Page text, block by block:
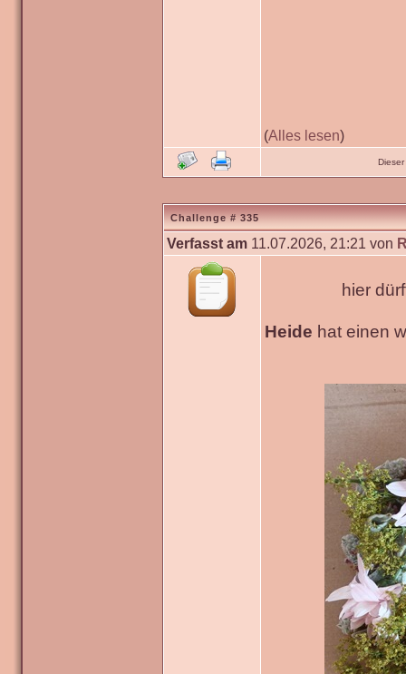
(Alles lesen)
Challenge # 335
Verfasst am 11.07.2026, 21:21 von
hier
Heide hat einen